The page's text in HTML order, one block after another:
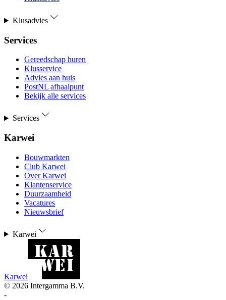
Klusadvies
Services
Gereedschap huren
Klusservice
Advies aan huis
PostNL afhaalpunt
Bekijk alle services
Services
Karwei
Bouwmarkten
Club Karwei
Over Karwei
Klantenservice
Duurzaamheid
Vacatures
Nieuwsbrief
Karwei
Karwei
© 2026 Intergamma B.V.
-